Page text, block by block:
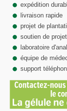
expédition
livraison rapide
projet de
soutien de
laboratoire
équipe de
support